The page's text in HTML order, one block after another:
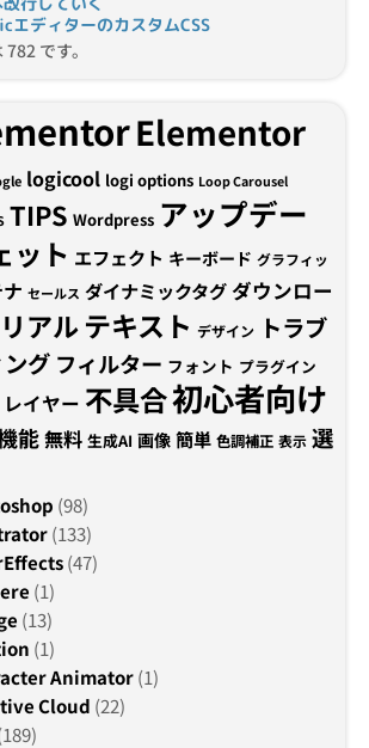
ディターのカスタムCSS
です。
Elementor
logicool logi options Loop Carousel
TIPS Wordpress アップデー
ット エフェクト キーボード グラフィッ
セールス ダイナミックタグダウンロー
アルテキスト デザイン トラブ
グ フィルター フォント プラグイン
レイヤー 不具合初心者向け
能無料 生成AI 画像 簡単 色調補正 表示 選
(98)
(133)
(47)
(1)
(13)
(1)
Animator(1)
Cloud (22)